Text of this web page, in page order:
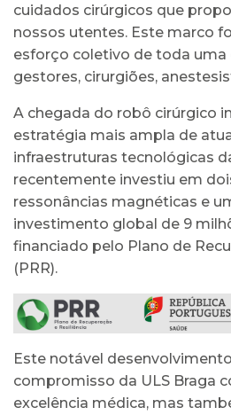
cuidados cirúrgicos que
nossos utentes. Este marco
esforço coletivo de toda uma
gestores, cirurgiões,
A chegada do robô cirúrgico
estratégia mais ampla de
infraestruturas tecnológicas
recentemente investiu em
ressonâncias magnéticas e
investimento global de 9
financiado pelo Plano de
(PRR).
Este notável
compromisso da ULS Braga
excelência médica, mas